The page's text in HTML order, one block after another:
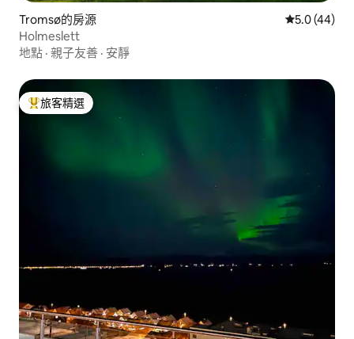
Tromsø的房源 從 44 則評
5.0 (44)
Holmeslett
地點 · 親子友善 · 安靜
旅客精選榜首
旅客精選